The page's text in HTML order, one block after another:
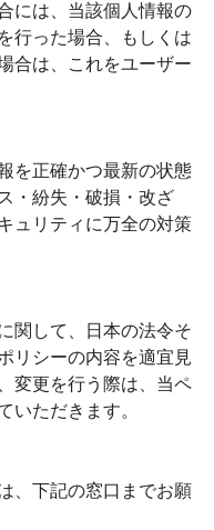
には、当該個人情報の
行った場合、もしくは
合は、これをユーザー
を正確かつ最新の状態
・紛失・破損・改ざ
ュリティに万全の対策
関して、日本の法令そ
リシーの内容を適宜見
変更を行う際は、当ペ
いただきます。
、下記の窓口までお願